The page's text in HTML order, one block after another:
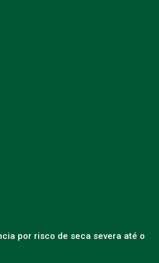
por risco de seca severa até o